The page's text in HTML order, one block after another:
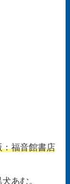
福音館書店
あむ。